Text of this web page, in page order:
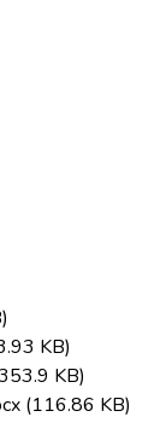
KB)
KB)
(116.86 KB)